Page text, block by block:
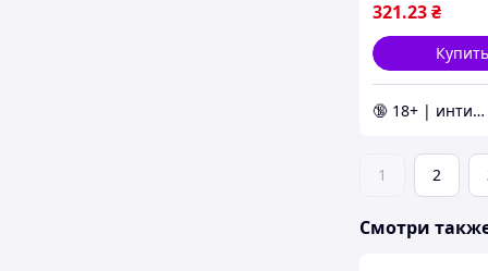
321.23₴
Купить
🔞 18+ | интим интернет-магазин 🍓
1 2
Смотри